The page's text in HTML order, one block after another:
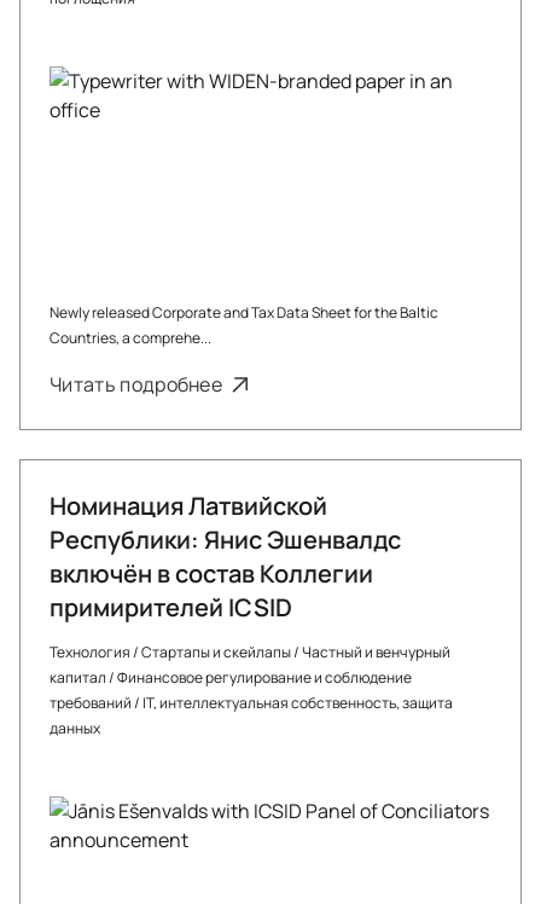
Newly released Corporate and Tax Data Sheet for the Baltic
Countries, a comprehe...
Читать подробнее
Номинация Латвийской
Республики: Янис Эшенвалдс
включён в состав Коллегии
примирителей ICSID
Технология/Стартапы и скейлапы/Частный и венчурный
капитал/Финансовое регулирование и соблюдение
требований/ IT, интеллектуальная собственность, защита
данных